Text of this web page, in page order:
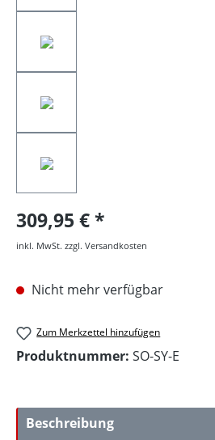
309,95 €
inkl. MwSt. zzgl. Versandkosten
Nicht mehr verfügbar
Zum Merkzettel hinzufügen
Produktnummer: SO-SY-E
Beschreibung